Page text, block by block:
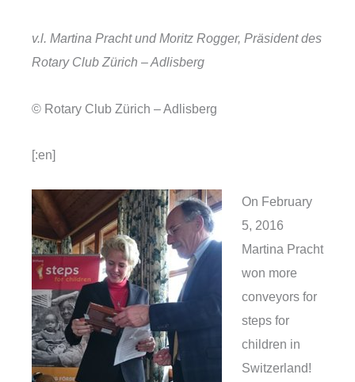
v.l. Martina Pracht und Moritz Rogger, Präsident des
Rotary Club Zürich – Adlisberg
© Rotary Club Zürich – Adlisberg
[:en]
On February
5, 2016
Martina Pracht
won more
conveyors for
steps for
children in
Switzerland!